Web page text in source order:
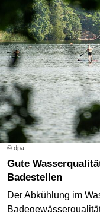
© dpa
Gute Wasserqualität an fast allen Berliner
Badestellen
Der Abkühlung im